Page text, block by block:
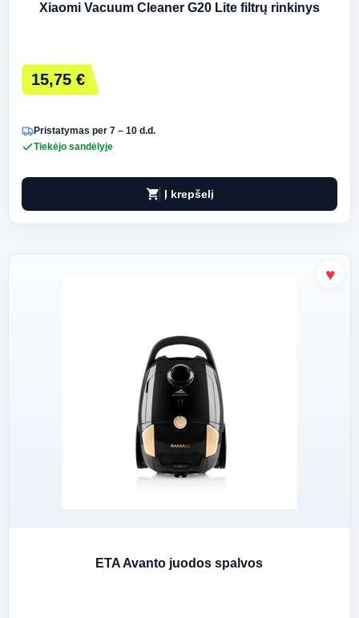
Xiaomi Vacuum Cleaner G20 Lite filtrų rinkinys
15,75 €
Pristatymas per 7 – 10 d.d.
Tiekėjo sandėlyje
shopping_cart Į krepšelį
ETA Avanto juodos spalvos